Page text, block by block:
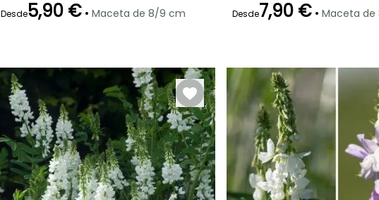
Junio a Agosto
Febrero a Abril,
Septiembre a
Noviembre
Desde5,90 € • Maceta de 8/9 cm
Junio a
Septiembre
Febrero a Abril,
Septiembre a
Desde7,90 € • Maceta